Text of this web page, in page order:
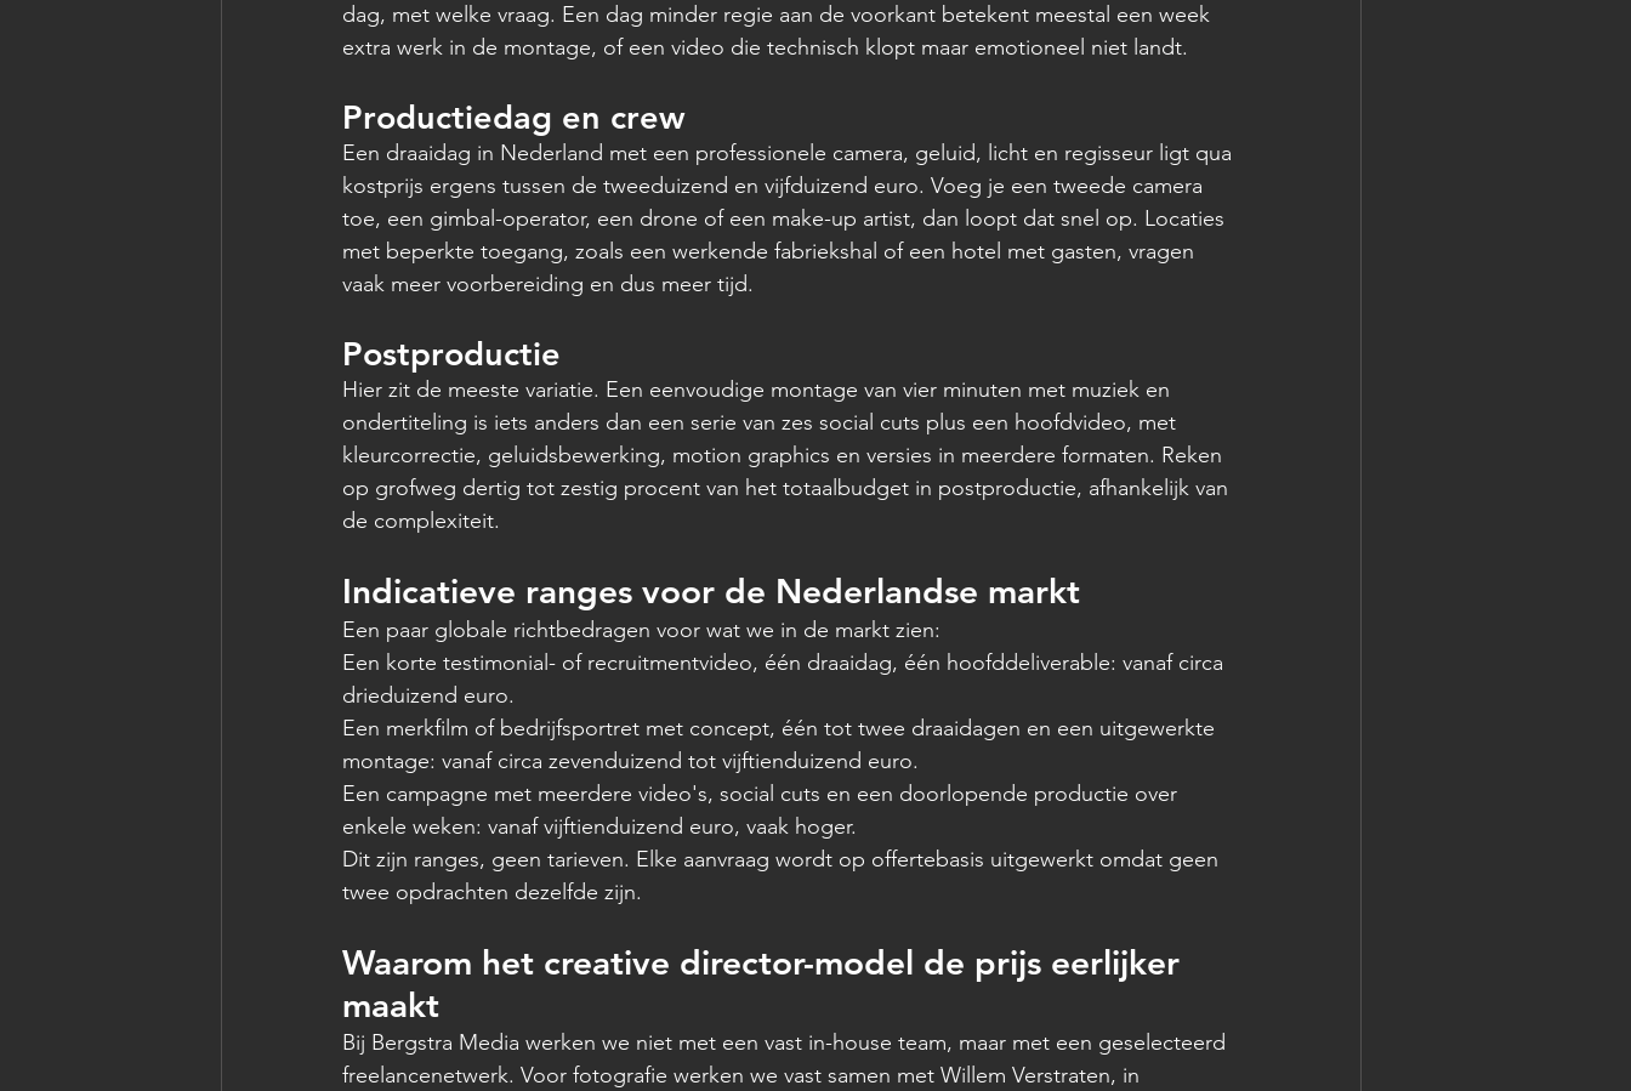
dag, met welke vraag. Een dag minder regie aan de voorkant betekent meestal een week
extra werk in de montage, of een video die technisch klopt maar emotioneel niet landt.
Productiedag en crew
Een draaidag in Nederland met een professionele camera, geluid, licht en regisseur ligt qua
kostprijs ergens tussen de tweeduizend en vijfduizend euro. Voeg je een tweede camera
toe, een gimbal-operator, een drone of een make-up artist, dan loopt dat snel op. Locaties
met beperkte toegang, zoals een werkende fabriekshal of een hotel met gasten, vragen
vaak meer voorbereiding en dus meer tijd.
Postproductie
Hier zit de meeste variatie. Een eenvoudige montage van vier minuten met muziek en
ondertiteling is iets anders dan een serie van zes social cuts plus een hoofdvideo, met
kleurcorrectie, geluidsbewerking, motion graphics en versies in meerdere formaten. Reken
op grofweg dertig tot zestig procent van het totaalbudget in postproductie, afhankelijk van
de complexiteit.
Indicatieve ranges voor de Nederlandse markt
Een paar globale richtbedragen voor wat we in de markt zien:
Een korte testimonial- of recruitmentvideo, één draaidag, één hoofddeliverable: vanaf circa
drieduizend euro.
Een merkfilm of bedrijfsportret met concept, één tot twee draaidagen en een uitgewerkte
montage: vanaf circa zevenduizend tot vijftienduizend euro.
Een campagne met meerdere video's, social cuts en een doorlopende productie over
enkele weken: vanaf vijftienduizend euro, vaak hoger.
Dit zijn ranges, geen tarieven. Elke aanvraag wordt op offertebasis uitgewerkt omdat geen
twee opdrachten dezelfde zijn.
Waarom het creative director-model de prijs eerlijker
maakt
Bij Bergstra Media werken we niet met een vast in-house team, maar met een geselecteerd
freelancenetwerk. Voor fotografie werken we vast samen met Willem Verstraten, in